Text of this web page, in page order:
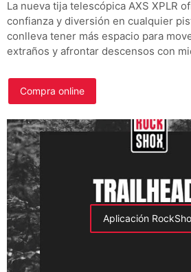
La nueva tija telescópica AXS XPLR
confianza y diversión en cualquier
conlleva tener más espacio para
extraños y afrontar descensos con
Compra online
Aplicación